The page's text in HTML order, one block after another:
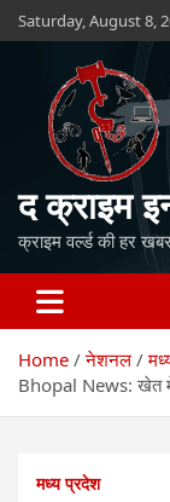
Skip
to
Saturday, August 8,
द क्राइम
क्राइम वर्ल्ड की हर
Home नेशनल
Bhopal News: खेत में
मध्य प्रदेश